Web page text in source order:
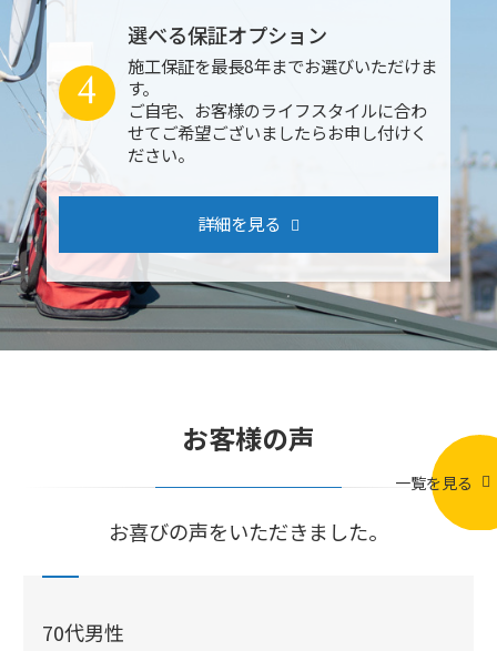
選べる保証オプション
施工保証を最長8年までお選びいただけま
す。
ご自宅、お客様のライフスタイルに合わ
せてご希望ございましたらお申し付けく
ださい。
4
詳細を見る
お客様の声
お喜びの声をいただきました。
一覧を見る
70代男性